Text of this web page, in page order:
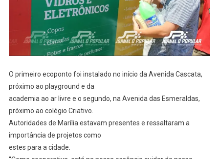
O primeiro ecoponto foi instalado no início da Avenida Cascata,
próximo ao playground e da
academia ao ar livre e o segundo, na Avenida das Esmeraldas,
próximo ao colégio Criativo.
Autoridades de Marília estavam presentes e ressaltaram a
importância de projetos como
estes para a cidade.